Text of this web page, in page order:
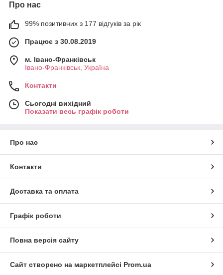
Про нас
99% позитивних з 177 відгуків за рік
Працює з 30.08.2019
м. Івано-Франківськ
Івано-Франківськ, Україна
Контакти
Сьогодні вихідний
Показати весь графік роботи
Про нас
Контакти
Доставка та оплата
Графік роботи
Повна версія сайту
Сайт створено на маркетплейсі Prom.ua